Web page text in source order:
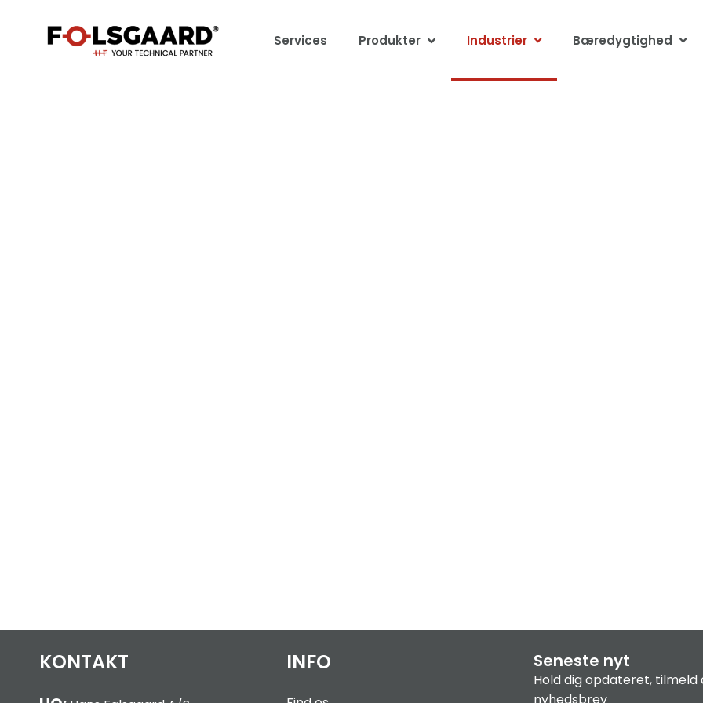
Services Produkter Industrier Bæredygtighed
KONTAKT INFO Seneste nyt
Hold dig opdateret, tilmeld